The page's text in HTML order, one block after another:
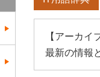
【アーカイ
最新の情報